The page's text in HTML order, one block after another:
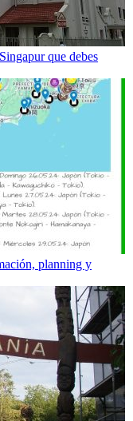
que debes
planning y